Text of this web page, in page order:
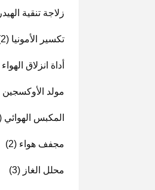
زلاجة تنقية
تكسير الأمونيا (2)
أداة انزلاق الهواء
مولد
المكبس الهوائي
مجفف هواء (2)
محلل الغاز (3)